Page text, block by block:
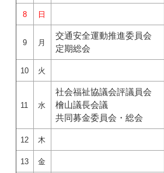
8 日
9 月
交通安全運動推進委員会
定期総会
10 火
11 水
社会福祉協議会評議員会
檜山議長会議
共同募金委員会・総会
12 木
13 金